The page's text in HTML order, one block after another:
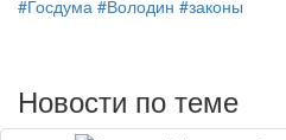
#Госдума #Володин #законы
Новости по теме